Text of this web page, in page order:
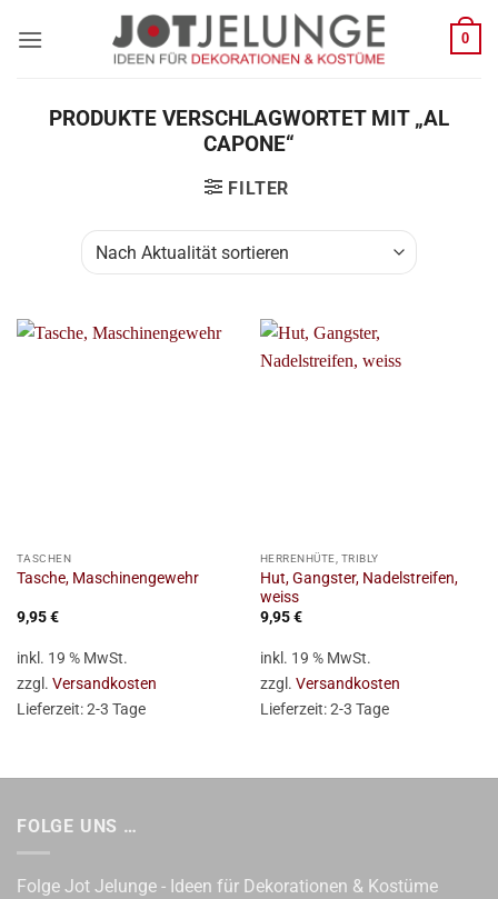
Inhalt
0
PRODUKTE VERSCHLAGWORTET MIT „AL
CAPONE“
FILTER
TASCHEN
Tasche, Maschinengewehr
9,95€
inkl. 19 % MwSt.
zzgl. Versandkosten
Lieferzeit:2-3 Tage
HERRENHÜTE, TRIBLY
Hut, Gangster, Nadelstreifen,
weiss
9,95€
inkl. 19 % MwSt.
zzgl. Versandkosten
Lieferzeit:2-3 Tage
FOLGE UNS …
Folge Jot Jelunge - Ideen für Dekorationen & Kostüme